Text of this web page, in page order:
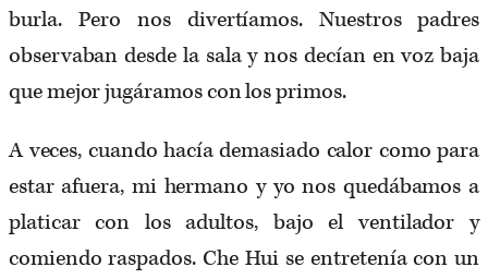
burla. Pero nos divertíamos. Nuestros padres
observaban desde la sala y nos decían en voz baja
que mejor jugáramos con los primos.
A veces, cuando hacía demasiado calor como para
estar afuera, mi hermano y yo nos quedábamos a
platicar con los adultos, bajo el ventilador y
comiendo raspados. Che Hui se entretenía con un